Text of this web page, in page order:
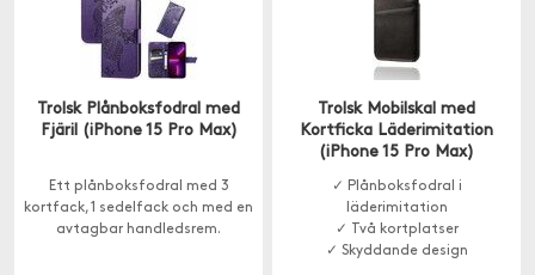
Trolsk Plånboksfodral med
Fjäril (iPhone 15 Pro Max)
Ett plånboksfodral med 3
kortfack, 1 sedelfack och med en
avtagbar handledsrem.
Trolsk Mobilskal med
Kortficka Läderimitation
(iPhone 15 Pro Max)
✓ Plånboksfodral i
läderimitation
✓ Två kortplatser
✓ Skyddande design